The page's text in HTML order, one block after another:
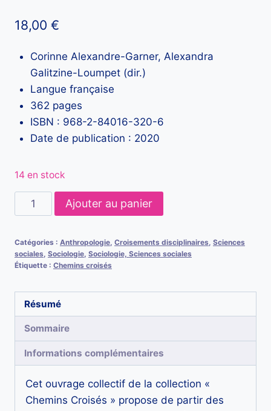
18,00 €
Corinne Alexandre-Garner, Alexandra
Galitzine-Loumpet (dir.)
Langue française
362 pages
ISBN : 968-2-84016-320-6
Date de publication : 2020
14 en stock
quantité
de
de
la
sujet
en
Ajouter au panier
Catégories : Anthropologie, Croisements disciplinaires, Sciences
sociales, Sociologie, Sociologie, Sciences sociales
Étiquette : Chemins croisés
Résumé
Sommaire
Informations complémentaires
Cet ouvrage collectif de la collection «
Chemins Croisés » propose de partir des